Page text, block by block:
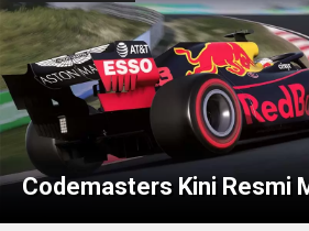
Codemasters Kini Resmi